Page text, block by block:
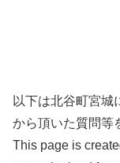
以下は北谷町宮城
から頂いた質問等
This page is